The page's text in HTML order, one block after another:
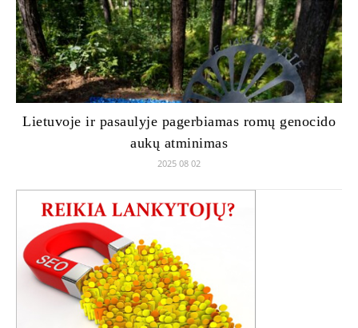
Lietuvoje ir pasaulyje pagerbiamas romų genocido
aukų atminimas
2025 08 02